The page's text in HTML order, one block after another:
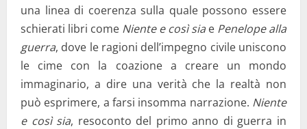
una linea di coerenza sulla quale possono essere
schierati libri come Niente e così sia e Penelope alla
guerra, dove le ragioni dell’impegno civile uniscono
le cime con la coazione a creare un mondo
immaginario, a dire una verità che la realtà non
può esprimere, a farsi insomma narrazione. Niente
e così sia, resoconto del primo anno di guerra in